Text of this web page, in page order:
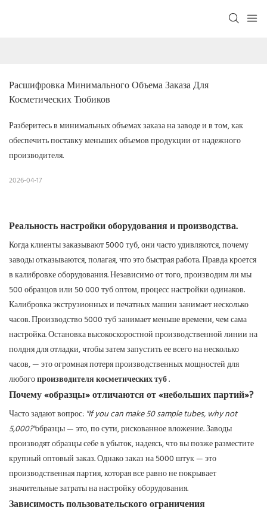
Расшифровка Минимального Объема Заказа Для
Косметических Тюбиков
Разберитесь в минимальных объемах заказа на заводе и в том, как
обеспечить поставку меньших объемов продукции от надежного
производителя.
2026-04-17
Реальность настройки оборудования и производства.
Когда клиенты заказывают 5000 туб, они часто удивляются, почему
заводы отказываются, полагая, что это быстрая работа. Правда кроется
в калибровке оборудования. Независимо от того, производим ли мы
500 образцов или 50 000 туб оптом, процесс настройки одинаков.
Калибровка экструзионных и печатных машин занимает несколько
часов. Производство 5000 туб занимает меньше времени, чем сама
настройка. Остановка высокоскоростной производственной линии на
полдня для отладки, чтобы затем запустить ее всего на несколько
часов, — это огромная потеря производственных мощностей для
любогопроизводителя косметических туб.
Почему «образцы» отличаются от «небольших партий»?
Часто задают вопрос: "If you can make 50 sample tubes, why not
5,000?"образцы — это, по сути, рискованное вложение. Заводы
производят образцы себе в убыток, надеясь, что вы позже разместите
крупный оптовый заказ. Однако заказ на 5000 штук — это
производственная партия, которая все равно не покрывает
значительные затраты на настройку оборудования.
Зависимость пользовательского ограничения